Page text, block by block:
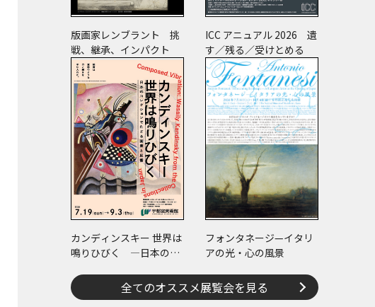
版画家レンブラント 挑
戦、継承、インパクト
ICC アニュアル 2026 遺
す／残る／受けとめる
カンディンスキー 世界は
鳴りひびく ―日本のコ
と反響―
フォンタネージ—イタリ
アの光・心の風景
全てのオススメ展覧会を見る